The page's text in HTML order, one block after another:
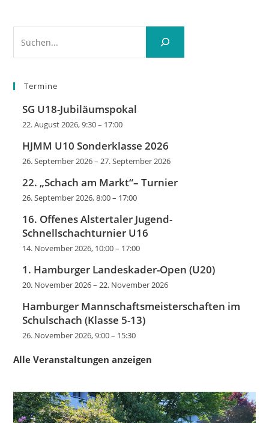
Termine
SG U18-Jubiläumspokal
22. August 2026, 9:30– 17:00
HJMM U10 Sonderklasse 2026
26. September 2026–27. September 2026
22. „Schach am Markt“– Turnier
26. September 2026, 8:00– 17:00
16. Offenes Alstertaler Jugend-
Schnellschachturnier U16
14. November 2026, 10:00– 17:00
1. Hamburger Landeskader-Open (U20)
20. November 2026–22. November 2026
Hamburger Mannschaftsmeisterschaften im
Schulschach (Klasse 5-13)
26. November 2026, 9:00– 15:30
Alle Veranstaltungen anzeigen